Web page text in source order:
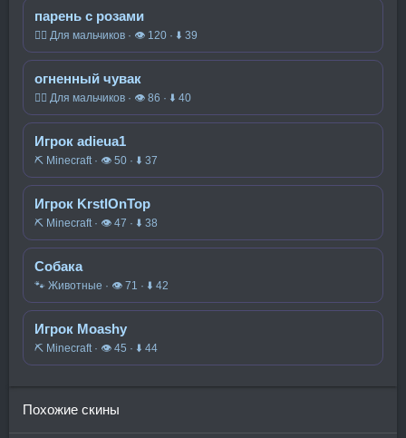
парень с розами
🧍‍♂️ Для мальчиков · 👁 120 · ⬇ 39
огненный чувак
🧍‍♂️ Для мальчиков · 👁 86 · ⬇ 40
Игрок adieua1
⛏️ Minecraft · 👁 50 · ⬇ 37
Игрок KrstlOnTop
⛏️ Minecraft · 👁 47 · ⬇ 38
Собака
🐾 Животные · 👁 71 · ⬇ 42
Игрок Moashy
⛏️ Minecraft · 👁 45 · ⬇ 44
Похожие скины